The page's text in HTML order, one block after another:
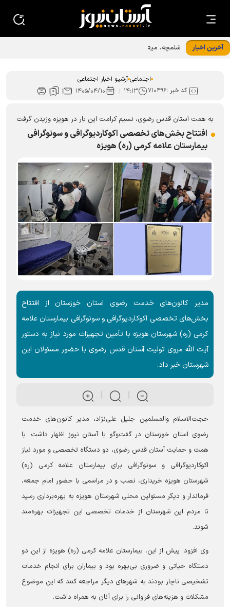
آخرین اخبار
اجتماعی آرشیو اخبار اجتماعی
کد خبر :۷۱۰۴۹۶ ۱۴:۱۳ ۱۴۰۵/۰۴/۱۰
به همت آستان قدس رضوی، نسیم کرامت این بار در هویزه وزیدن گرفت
افتتاح بخش‌های تخصصی اکوکاردیوگرافی و سونوگرافی
بیمارستان علامه کرمی (ره) هویزه
مدیر کانون‌های خدمت رضوی استان خوزستان از افتتاح
بخش‌های تخصصی اکوکاردیوگرافی و سونوگرافی بیمارستان علامه
کرمی (ره) شهرستان هویزه با تأمین تجهیزات مورد نیاز به دستور
آیت الله مروی تولیت آستان قدس رضوی با حضور مسئولان این
شهرستان خبر داد.
حجت‌الاسلام والمسلمین جلیل علی‌نژاد، مدیر کانون‌های خدمت
رضوی استان خوزستان در گفت‌و‌گو با آستان نیوز اظهار داشت: با
همت و حمایت آستان قدس رضوی، دو دستگاه تخصصی و مورد نیاز
اکوکاردیوگرافی و سونوگرافی برای بیمارستان علامه کرمی (ره)
شهرستان هویزه خریداری، نصب و در مراسمی با حضور امام جمعه،
فرماندار و دیگر مسئولین محلی شهرستان هویزه به بهره‌برداری رسید
تا مردم این شهرستان از خدمات تخصصی این تجهیزات بهره‌مند
شوند.
وی افزود: پیش از این، بیمارستان علامه کرمی (ره) هویزه از این دو
دستگاه حیاتی و ضروری بی‌بهره بود و بیماران برای انجام خدمات
تشخیصی ناچار بودند به شهر‌های دیگر مراجعه کنند که این موضوع
مشکلات و هزینه‌های فراوانی را برای آنان به همراه داشت.